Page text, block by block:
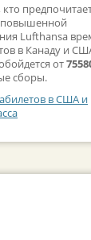
повышенной
Lufthansa
в Канаду и
от
сборы.
в США и